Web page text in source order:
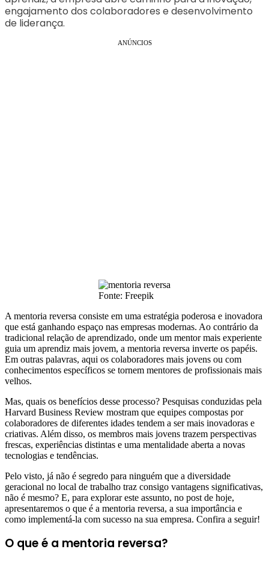
engajamento dos colaboradores e desenvolvimento
de liderança.
ANÚNCIOS
Fonte: Freepik
A mentoria reversa consiste em uma estratégia poderosa e inovadora
que está ganhando espaço nas empresas modernas. Ao contrário da
tradicional relação de aprendizado, onde um mentor mais experiente
guia um aprendiz mais jovem, a mentoria reversa inverte os papéis.
Em outras palavras, aqui os colaboradores mais jovens ou com
conhecimentos específicos se tornem mentores de profissionais mais
velhos.
Mas, quais os benefícios desse processo? Pesquisas conduzidas pela
Harvard Business Review mostram que equipes compostas por
colaboradores de diferentes idades tendem a ser mais inovadoras e
criativas. Além disso, os membros mais jovens trazem perspectivas
frescas, experiências distintas e uma mentalidade aberta a novas
tecnologias e tendências.
Pelo visto, já não é segredo para ninguém que a diversidade
geracional no local de trabalho traz consigo vantagens significativas,
não é mesmo? E, para explorar este assunto, no post de hoje,
apresentaremos o que é a mentoria reversa, a sua importância e
como implementá-la com sucesso na sua empresa. Confira a seguir!
O que é a mentoria reversa?